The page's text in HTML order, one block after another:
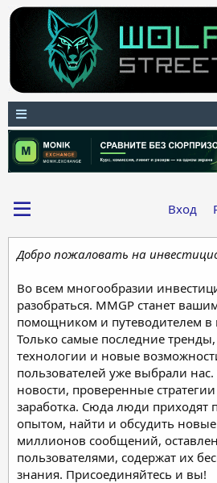
Вход
Добро пожаловать на
Во всем многообразии
разобраться. MMGP станет
помощником и путеводителем в
Только самые последние
технологии и новые
пользователей уже выбрали
новости, проверенные
заработка. Сюда люди приходят
опытом, найти и обсудить
миллионов сообщений,
пользователями, содержат их
знания. Присоединяйтесь и вы!